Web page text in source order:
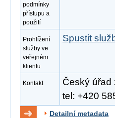
podmínky
přístupu a
použití
Prohlížení
služby ve
veřejném
klientu
Spustit
Kontakt
Český úřad
tel: +420
Detailní metadata